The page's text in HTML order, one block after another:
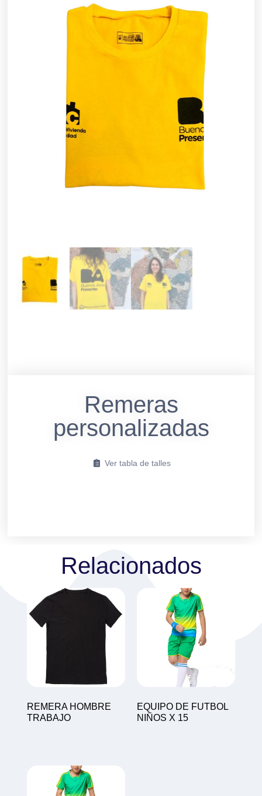
Remeras
personalizadas
Ver tabla de talles
Relacionados
REMERA HOMBRE
TRABAJO
EQUIPO DE FUTBOL
NIÑOS X 15